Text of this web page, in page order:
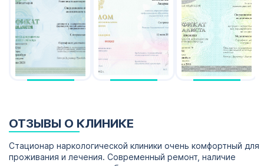
ОТЗЫВЫ О КЛИНИКЕ
Стационар наркологической клиники очень комфортный для
проживания и лечения. Современный ремонт, наличие